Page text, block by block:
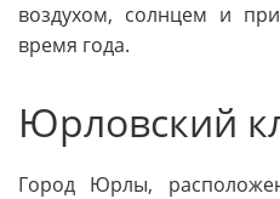
воздухом, солнцем и
время года.
Юрловский
Город Юрлы,